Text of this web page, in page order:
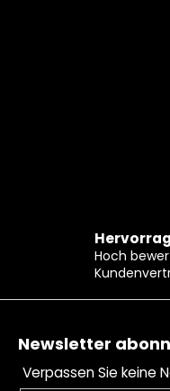
Hoch
Fußzeile
Newsletter
Verpassen Sie keine